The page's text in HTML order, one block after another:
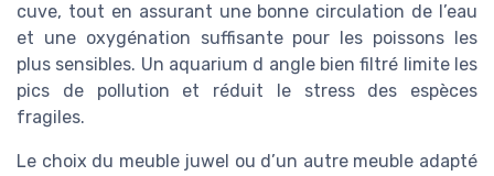
cuve, tout en assurant une bonne circulation de l’eau
et une oxygénation suffisante pour les poissons les
plus sensibles. Un aquarium d angle bien filtré limite les
pics de pollution et réduit le stress des espèces
fragiles.
Le choix du meuble juwel ou d’un autre meuble adapté